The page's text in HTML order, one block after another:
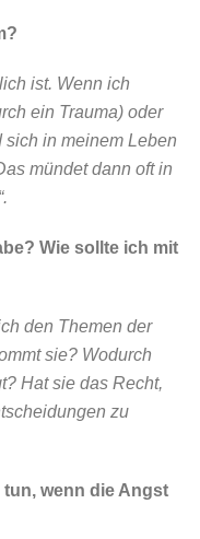
ist. Wenn ich
ein Trauma) oder
sich in meinem Leben
mündet dann oft in
Wie sollte ich mit
den Themen der
sie? Wodurch
Hat sie das Recht,
zu
wenn die Angst